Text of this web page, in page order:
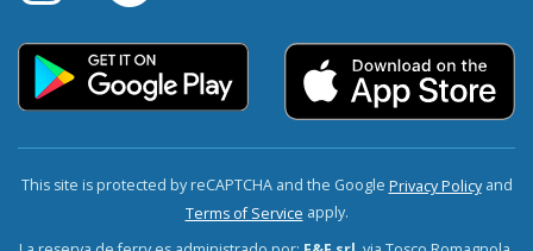
This site is protected by reCAPTCHA and the Google Privacy Policyand
Terms of Service apply.